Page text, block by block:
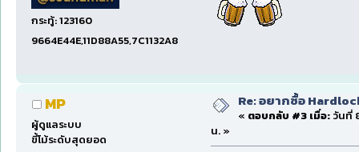
กระทู้: 123160
9664E44E,11D88A55,7C1132A8
MP
ผู้ดูแลระบบ
ขี้โม้ระดับสุดยอด
Re: อยากซื้อ
« ตอบกลับ #3 เมื่อ:วันที่
น. »